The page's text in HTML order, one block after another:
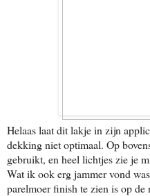
Helaas laat dit lakje in zijn
dekking niet optimaal. Op
gebruikt, en heel lichtjes zie je
Wat ik ook erg jammer vond
parelmoer finish te zien is op de